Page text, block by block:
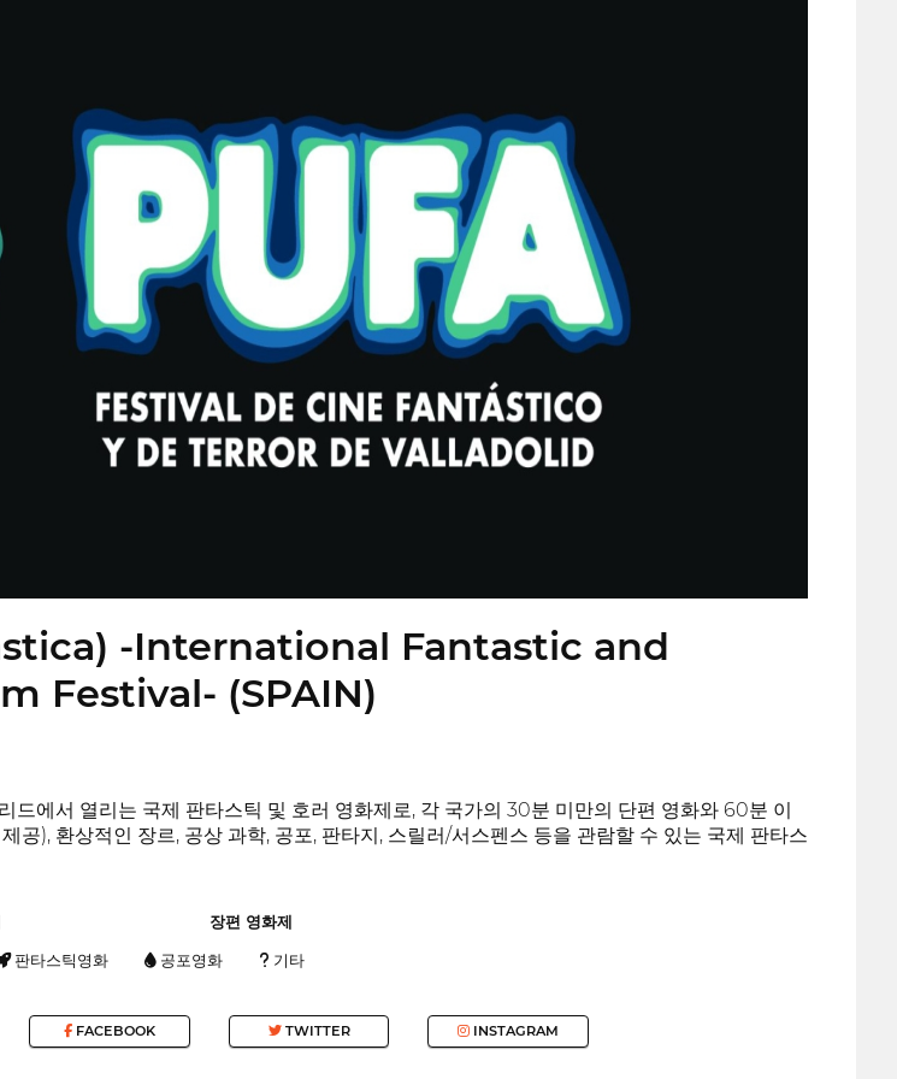
-International Fantastic and
Festival- (SPAIN)
에서 열리는 국제 판타스틱 및 호러 영화제로, 각 국가의 30분 미만의 단편 영화와 60분 이
공), 환상적인 장르, 공상 과학, 공포, 판타지, 스릴러/서스펜스 등을 관람할 수 있는 국제 판타스
장편 영화제
판타스틱영화 공포영화 기타
FACEBOOK TWITTER INSTAGRAM